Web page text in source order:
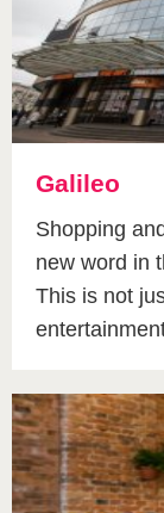
Galileo
Shopping
new word in
This is not